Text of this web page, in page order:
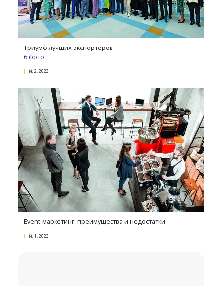
Конкурс «Лучший экспортер 2023 года». Итоги
№ 2, 2024
Поступления в депозитарий объектов
интеллектуальной собственности (2022–2023